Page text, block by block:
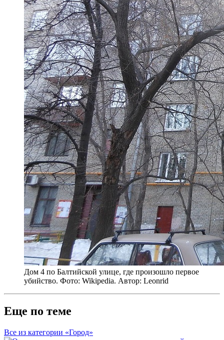
Дом 4 по Балтийской улице, где произошло первое
убийство. Фото: Wikipedia. Автор: Leonrid
Еще по теме
Все из категории «Город»